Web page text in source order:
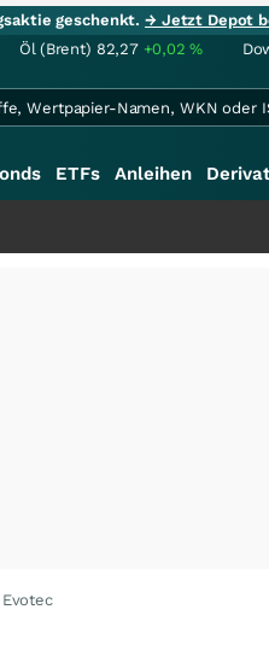
geschenkt.→ Jetzt Depot
Öl (Brent) 82,27 +0,02%
ETFs Anleihen